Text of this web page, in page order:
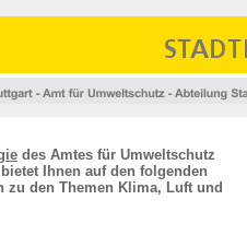
des Amtes für Umweltschutz
Ihnen auf den folgenden
zu den Themen Klima, Luft und